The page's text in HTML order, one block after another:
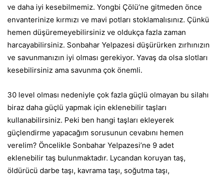
ve daha iyi kesebilmemiz. Yongbi Çölü’ne gitmeden önce
envanterinize kırmızı ve mavi potları stoklamalısınız. Çünkü
hemen düşüremeyebilirsiniz ve oldukça fazla zaman
harcayabilirsiniz. Sonbahar Yelpazesi düşürürken zırhınızın
ve savunmanızın iyi olması gerekiyor. Yavaş da olsa slotları
kesebilirsiniz ama savunma çok önemli.
30 level olması nedeniyle çok fazla güçlü olmayan bu silahı
biraz daha güçlü yapmak için eklenebilir taşları
kullanabilirsiniz. Peki ben hangi taşları ekleyerek
güçlendirme yapacağım sorusunun cevabını hemen
verelim? Öncelikle Sonbahar Yelpazesi’ne 9 adet
eklenebilir taş bulunmaktadır. Lycandan koruyan taş,
öldürücü darbe taşı, kavrama taşı, soğutma taşı,